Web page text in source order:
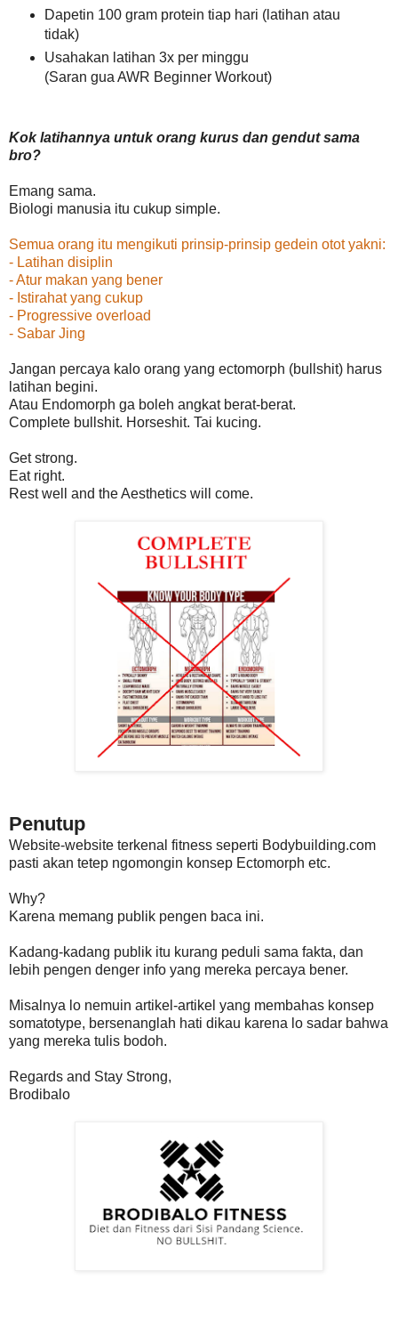
Dapetin 100 gram protein tiap hari (latihan atau
tidak)
Usahakan latihan 3x per minggu
(Saran gua AWR Beginner Workout)
Kok latihannya untuk orang kurus dan gendut sama
bro?
Emang sama.
Biologi manusia itu cukup simple.
Semua orang itu mengikuti prinsip-prinsip gedein otot yakni:
- Latihan disiplin
- Atur makan yang bener
- Istirahat yang cukup
- Progressive overload
- Sabar Jing
Jangan percaya kalo orang yang ectomorph (bullshit) harus
latihan begini.
Atau Endomorph ga boleh angkat berat-berat.
Complete bullshit. Horseshit. Tai kucing.
Get strong.
Eat right.
Rest well and the Aesthetics will come.
Penutup
Website-website terkenal fitness seperti Bodybuilding.com
pasti akan tetep ngomongin konsep Ectomorph etc.
Why?
Karena memang publik pengen baca ini.
Kadang-kadang publik itu kurang peduli sama fakta, dan
lebih pengen denger info yang mereka percaya bener.
Misalnya lo nemuin artikel-artikel yang membahas konsep
somatotype, bersenanglah hati dikau karena lo sadar bahwa
yang mereka tulis bodoh.
Regards and Stay Strong,
Brodibalo